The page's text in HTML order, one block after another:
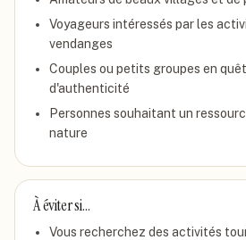
Voyageurs intéressés par les
vendanges
Couples ou petits groupes en
d'authenticité
Personnes souhaitant un
nature
À éviter si…
Vous recherchez des activités